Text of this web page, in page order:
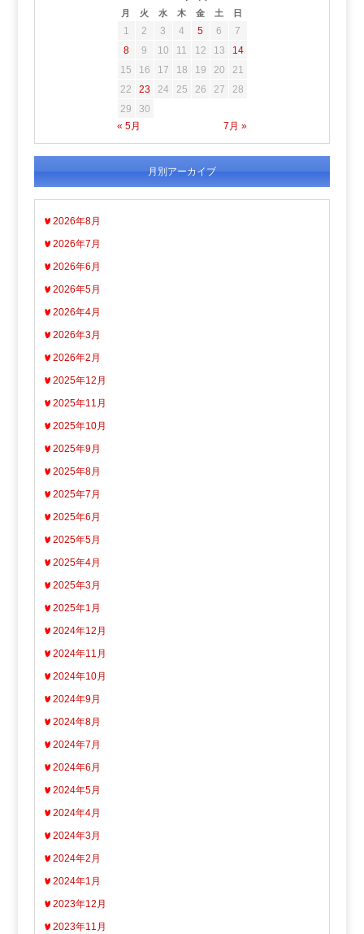
月 火 水 木 金 土 日
« 5月 7月 »
1 2 3 4 5 6
7
8
9 10 11 12 13
14
15
16 17 18 19 20
21
22
23 24 25 26 27
28
29
30
月別アーカイブ
2026年8月
2026年7月
2026年6月
2026年5月
2026年4月
2026年3月
2026年2月
2025年12月
2025年11月
2025年10月
2025年9月
2025年8月
2025年7月
2025年6月
2025年5月
2025年4月
2025年3月
2025年1月
2024年12月
2024年11月
2024年10月
2024年9月
2024年8月
2024年7月
2024年6月
2024年5月
2024年4月
2024年3月
2024年2月
2024年1月
2023年12月
2023年11月